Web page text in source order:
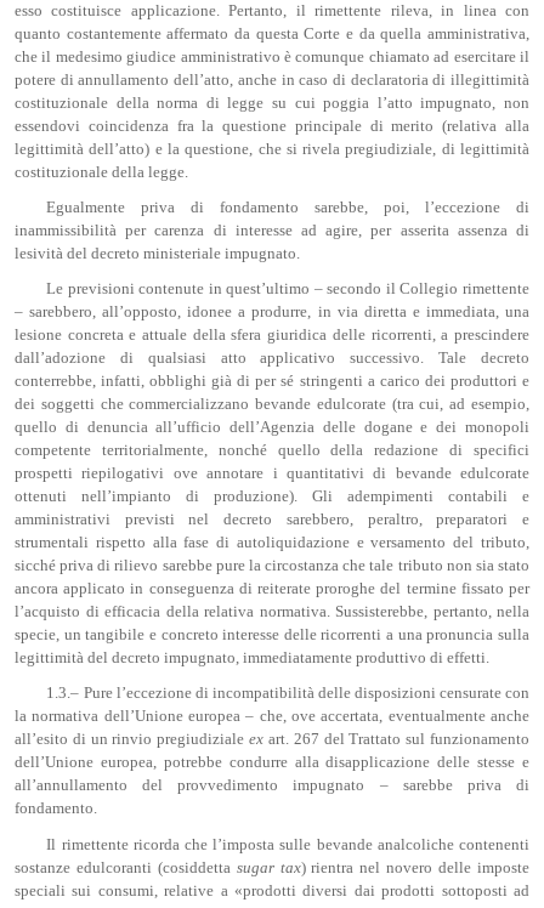
esso costituisce applicazione. Pertanto, il rimettente rileva, in linea con
quanto costantemente affermato da questa Corte e da quella amministrativa,
che il medesimo giudice amministrativo è comunque chiamato ad esercitare il
potere di annullamento dell’atto, anche in caso di declaratoria di illegittimità
costituzionale della norma di legge su cui poggia l’atto impugnato, non
essendovi coincidenza fra la questione principale di merito (relativa alla
legittimità dell’atto) e la questione, che si rivela pregiudiziale, di legittimità
costituzionale della legge.
Egualmente priva di fondamento sarebbe, poi, l’eccezione di
inammissibilità per carenza di interesse ad agire, per asserita assenza di
lesività del decreto ministeriale impugnato.
Le previsioni contenute in quest’ultimo – secondo il Collegio rimettente
– sarebbero, all’opposto, idonee a produrre, in via diretta e immediata, una
lesione concreta e attuale della sfera giuridica delle ricorrenti, a prescindere
dall’adozione di qualsiasi atto applicativo successivo. Tale decreto
conterrebbe, infatti, obblighi già di per sé stringenti a carico dei produttori e
dei soggetti che commercializzano bevande edulcorate (tra cui, ad esempio,
quello di denuncia all’ufficio dell’Agenzia delle dogane e dei monopoli
competente territorialmente, nonché quello della redazione di specifici
prospetti riepilogativi ove annotare i quantitativi di bevande edulcorate
ottenuti nell’impianto di produzione). Gli adempimenti contabili e
amministrativi previsti nel decreto sarebbero, peraltro, preparatori e
strumentali rispetto alla fase di autoliquidazione e versamento del tributo,
sicché priva di rilievo sarebbe pure la circostanza che tale tributo non sia stato
ancora applicato in conseguenza di reiterate proroghe del termine fissato per
l’acquisto di efficacia della relativa normativa. Sussisterebbe, pertanto, nella
specie, un tangibile e concreto interesse delle ricorrenti a una pronuncia sulla
legittimità del decreto impugnato, immediatamente produttivo di effetti.
1.3.– Pure l’eccezione di incompatibilità delle disposizioni censurate con
la normativa dell’Unione europea – che, ove accertata, eventualmente anche
all’esito di un rinvio pregiudizialeex art. 267 del Trattato sul funzionamento
dell’Unione europea, potrebbe condurre alla disapplicazione delle stesse e
all’annullamento del provvedimento impugnato – sarebbe priva di
fondamento.
Il rimettente ricorda che l’imposta sulle bevande analcoliche contenenti
sostanze edulcoranti (cosiddetta sugar tax) rientra nel novero delle imposte
speciali sui consumi, relative a «prodotti diversi dai prodotti sottoposti ad